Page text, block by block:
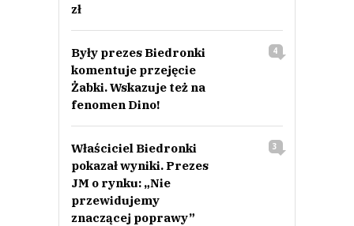
zł
Były prezes Biedronki
komentuje przejęcie
Żabki. Wskazuje też na
fenomen Dino!
4
Właściciel Biedronki
pokazał wyniki. Prezes
JM o rynku: „Nie
przewidujemy
znaczącej poprawy”
3